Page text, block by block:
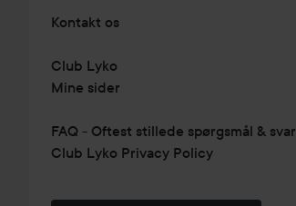
Kontakt os
Club Lyko
Mine sider
FAQ - Oftest stillede spørgsmål & svar
Club Lyko Privacy Policy